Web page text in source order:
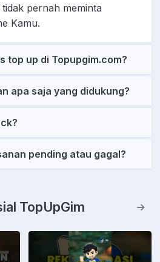
pernah meminta
Kamu.
top up di Topupgim.com?
apa saja yang didukung?
pending atau gagal?
TopUpGim